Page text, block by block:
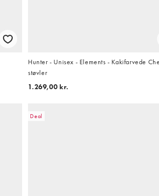
Hunter - Unisex - Elements - Kakifarvede
støvler
1.269,00 kr.
Deal